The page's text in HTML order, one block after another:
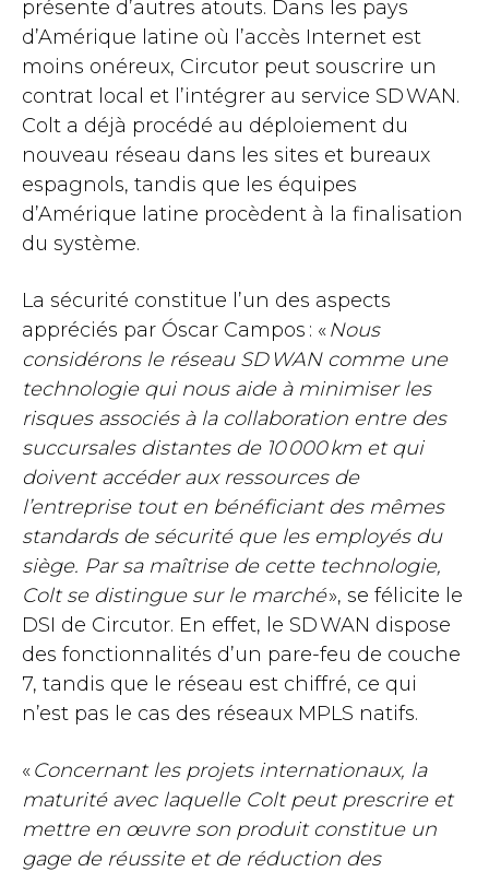
présente d’autres atouts. Dans les pays
d’Amérique latine où l’accès Internet est
moins onéreux, Circutor peut souscrire un
contrat local et l’intégrer au service SD WAN.
Colt a déjà procédé au déploiement du
nouveau réseau dans les sites et bureaux
espagnols, tandis que les équipes
d’Amérique latine procèdent à la finalisation
du système.
La sécurité constitue l’un des aspects
appréciés par Óscar Campos : «Nous
considérons le réseau SD WAN comme une
technologie qui nous aide à minimiser les
risques associés à la collaboration entre des
succursales distantes de 10 000 km et qui
doivent accéder aux ressources de
l’entreprise tout en bénéficiant des mêmes
standards de sécurité que les employés du
siège. Par sa maîtrise de cette technologie,
Colt se distingue sur le marché», se félicite le
DSI de Circutor. En effet, le SD WAN dispose
des fonctionnalités d’un pare-feu de couche
7, tandis que le réseau est chiffré, ce qui
n’est pas le cas des réseaux MPLS natifs.
«Concernant les projets internationaux, la
maturité avec laquelle Colt peut prescrire et
mettre en œuvre son produit constitue un
gage de réussite et de réduction des